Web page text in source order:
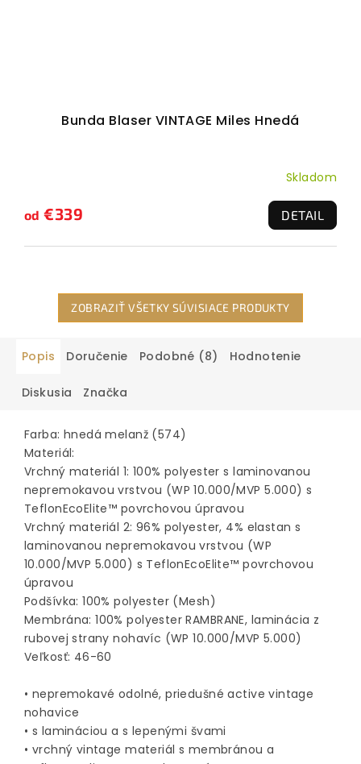
Bunda Blaser VINTAGE Miles Hnedá
Skladom
od €339 DETAIL
ZOBRAZIŤ VŠETKY SÚVISIACE PRODUKTY
Popis Doručenie Podobné (8) Hodnotenie
Diskusia Značka
Farba: hnedá melanž (574)
Materiál:
Vrchný materiál 1: 100% polyester s laminovanou
nepremokavou vrstvou (WP 10.000/MVP 5.000) s
TeflonEcoElite™ povrchovou úpravou
Vrchný materiál 2: 96% polyester, 4% elastan s
laminovanou nepremokavou vrstvou (WP
10.000/MVP 5.000) s TeflonEcoElite™ povrchovou
úpravou
Podšívka: 100% polyester (Mesh)
Membrána: 100% polyester RAMBRANE, laminácia z
rubovej strany nohavíc (WP 10.000/MVP 5.000)
Veľkosť: 46-60
• nepremokavé odolné, priedušné active vintage
nohavice
• s lamináciou a s lepenými švami
• vrchný vintage materiál s membránou a